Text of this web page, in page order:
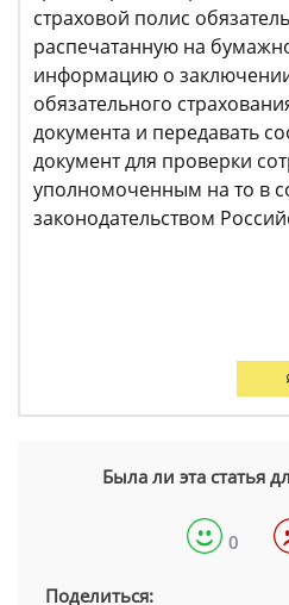
страховой полис
распечатанную на
информацию о
обязательного
документа и передавать
документ для проверки
уполномоченным на то в
законодательством
Была ли эта статья
0
Поделиться: